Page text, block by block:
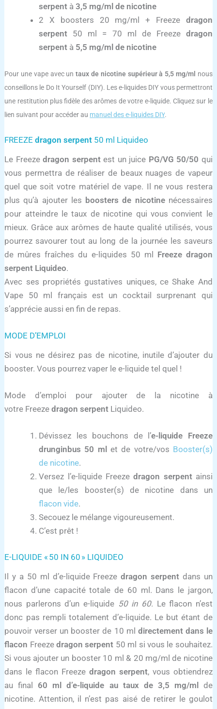
serpent à3,5 mg/ml de nicotine
2 X boosters 20 mg/ml + Freeze dragon
serpent 50 ml = 70 ml de Freeze dragon
serpent à 5,5 mg/ml de nicotine
Pour une vape avec untaux de nicotine supérieur à 5,5 mg/ml nous
conseillons le Do It Yourself (DIY). Les e-liquides DIY vous permettront
une restitution plus fidèle des arômes de votre e-liquide. Cliquez sur le
lien suivant pour accéder au manuel des e-liquides DIY.
FREEZEdragon serpent 50 ml Liquideo
Le Freezedragon serpentest un juice PG/VG 50/50 qui
vous permettra de réaliser de beaux nuages de vapeur
quel que soit votre matériel de vape. Il ne vous restera
plus qu’à ajouter les boosters de nicotinenécessaires
pour atteindre le taux de nicotine qui vous convient le
mieux. Grâce aux arômes de haute qualité utilisés, vous
pourrez savourer tout au long de la journée les saveurs
de mûres fraîches du e-liquides 50 ml Freeze dragon
serpent Liquideo.
Avec ses propriétés gustatives uniques, ce Shake And
Vape 50 ml français est un cocktail surprenant qui
s’apprécie aussi en fin de repas.
MODE D’EMPLOI
Si vous ne désirez pas de nicotine, inutile d’ajouter du
booster. Vous pourrez vaper le e-liquide tel quel !
Mode d’emploi pour ajouter de la nicotine à
votre Freezedragon serpent Liquideo.
Dévissez les bouchons de l’e-liquide Freeze
drunginbus 50 ml et de votre/vos Booster(s)
de nicotine.
Versez l’e-liquide Freezedragon serpentainsi
que le/les booster(s) de nicotine dans un
flacon vide.
Secouez le mélange vigoureusement.
C’est prêt !
E-LIQUIDE « 50 IN 60 » LIQUIDEO
Il y a 50 ml d’e-liquide Freezedragon serpent dans un
flacon d’une capacité totale de 60 ml. Dans le jargon,
nous parlerons d’un e-liquide 50 in 60. Le flacon n’est
donc pas rempli totalement d’e-liquide. Le but étant de
pouvoir verser un booster de 10 ml directement dans le
flacon Freeze dragon serpent 50 ml si vous le souhaitez.
Si vous ajouter un booster 10 ml & 20 mg/ml de nicotine
dans le flacon Freeze dragon serpent, vous obtiendrez
au final 60 ml d’e-liquide au taux de 3,5 mg/mlde
nicotine. Attention, il n’est pas aisé de retirer le goulot